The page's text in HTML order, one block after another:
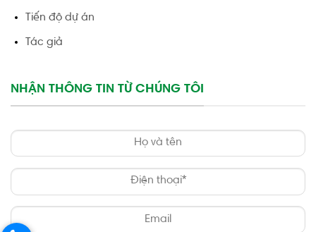
Tiến độ dự án
Tác giả
NHẬN THÔNG TIN TỪ CHÚNG TÔI